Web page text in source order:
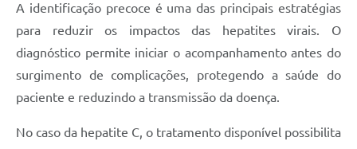
A identificação precoce é uma das principais estratégias
para reduzir os impactos das hepatites virais. O
diagnóstico permite iniciar o acompanhamento antes do
surgimento de complicações, protegendo a saúde do
paciente e reduzindo a transmissão da doença.
No caso da hepatite C, o tratamento disponível possibilita